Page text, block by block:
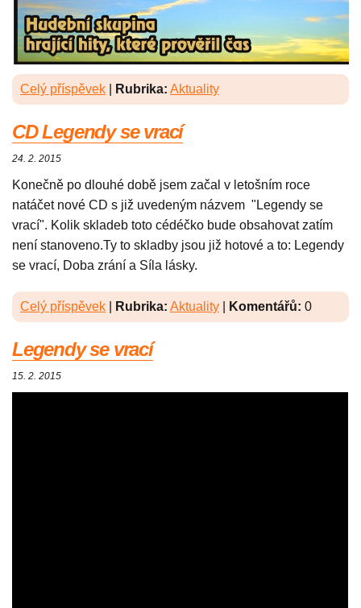
Celý příspěvek Rubrika: Aktuality
CD Legendy se vrací
24. 2. 2015
Konečně po dlouhé době jsem začal v letošním roce
natáčet nové CD s již uvedeným názvem "Legendy se
vrací". Kolik skladeb toto cédéčko bude obsahovat zatím
není stanoveno.Ty to skladby jsou již hotové a to: Legendy
se vrací, Doba zrání a Síla lásky.
Celý příspěvek Rubrika: Aktuality Komentářů: 0
Legendy se vrací
15. 2. 2015